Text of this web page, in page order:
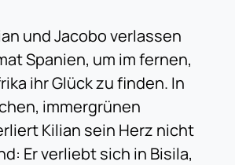
und Jacobo verlassen
Spanien, um im fernen,
ihr Glück zu finden. In
immergrünen
Kilian sein Herz nicht
Er verliebt sich in Bisila,